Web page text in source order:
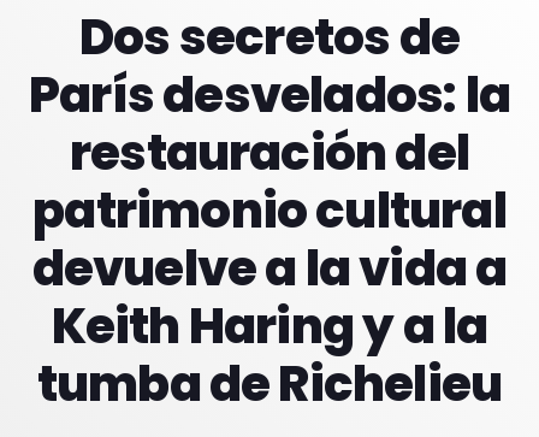
HOME
PROGRAMACION
NUESTRAS FRECUENCIAS
EQUIPO
Dos secretos de
París desvelados: la
restauración del
patrimonio cultural
devuelve a la vida a
Keith Haring y a la
tumba de Richelieu